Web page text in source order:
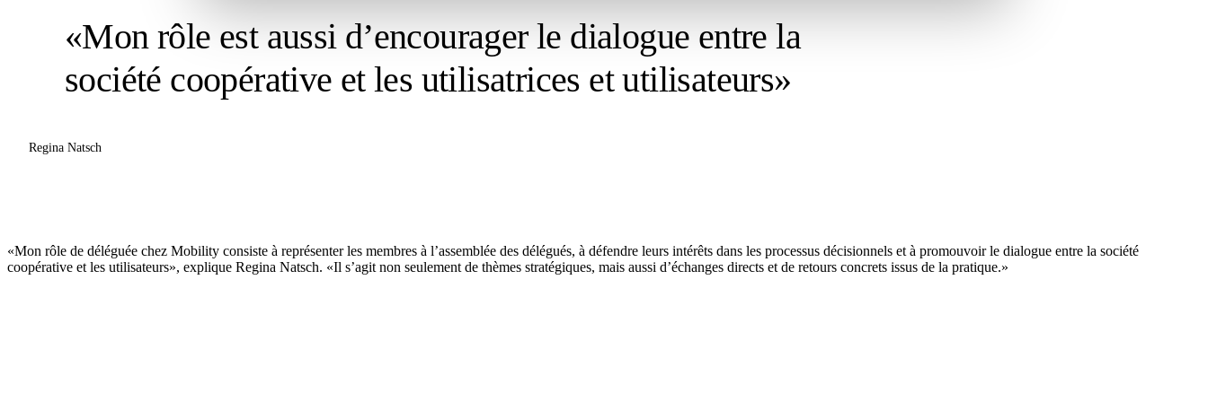
«Mon rôle est aussi d’encourager le dialogue entre la
société coopérative et les utilisatrices et utilisateurs»
Regina Natsch
«Mon rôle de déléguée chez Mobility consiste à représenter les membres à l’assemblée des délégués, à défendre leurs intérêts dans les processus décisionnels et à promouvoir le dialogue entre la société
coopérative et les utilisateurs», explique Regina Natsch. «Il s’agit non seulement de thèmes stratégiques, mais aussi d’échanges directs et de retours concrets issus de la pratique.»